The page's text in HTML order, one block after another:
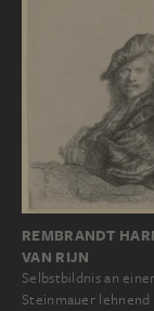
REMBRANDT
VAN RIJN
Selbstbildnis an einer
Steinmauer lehnend